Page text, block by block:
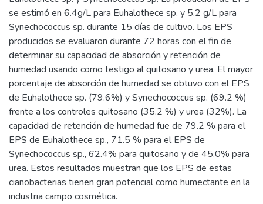
se estimó en 6.4g/L para Euhalothece sp. y 5.2 g/L para
Synechococcus sp. durante 15 días de cultivo. Los EPS
producidos se evaluaron durante 72 horas con el fin de
determinar su capacidad de absorción y retención de
humedad usando como testigo al quitosano y urea. El mayor
porcentaje de absorción de humedad se obtuvo con el EPS
de Euhalothece sp. (79.6%) y Synechococcus sp. (69.2 %)
frente a los controles quitosano (35.2 %) y urea (32%). La
capacidad de retención de humedad fue de 79.2 % para el
EPS de Euhalothece sp., 71.5 % para el EPS de
Synechococcus sp., 62.4% para quitosano y de 45.0% para
urea. Estos resultados muestran que los EPS de estas
cianobacterias tienen gran potencial como humectante en la
industria campo cosmética.